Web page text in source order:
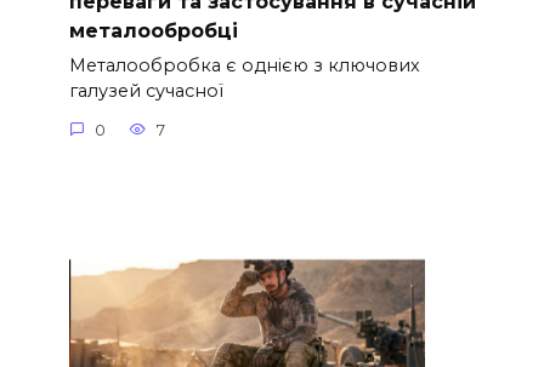
металообробці
Металообробка є однією з ключових
галузей сучасної
0 7